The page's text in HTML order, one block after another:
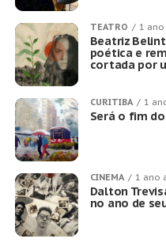
TEATRO 1
Beatriz
poética e
cortada por
CURITIBA 1
Será o fim
CINEMA 1 ano
Dalton
no ano de